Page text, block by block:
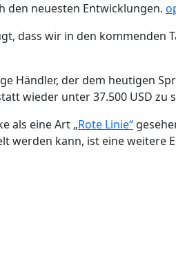
den neuesten Entwicklungen.
dass wir in den kommenden
Händler, der dem heutigen
wieder unter 37.500 USD zu
als eine Art „Rote Linie“
werden kann, ist eine weitere